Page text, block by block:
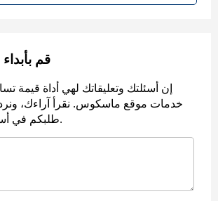
قم
إن أسئلتك وتعليقاتك لهي أداة قيمة
خدمات موقع ماسكوس. نقرأ آراءك، ونرد
طلبكم في أسرع وقت ممكن.